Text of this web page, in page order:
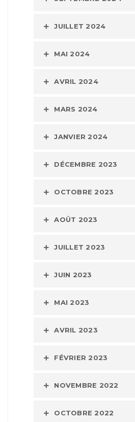
JUILLET 2024
MAI 2024
AVRIL 2024
MARS 2024
JANVIER 2024
DÉCEMBRE 2023
OCTOBRE 2023
AOÛT 2023
JUILLET 2023
JUIN 2023
MAI 2023
AVRIL 2023
FÉVRIER 2023
NOVEMBRE 2022
OCTOBRE 2022